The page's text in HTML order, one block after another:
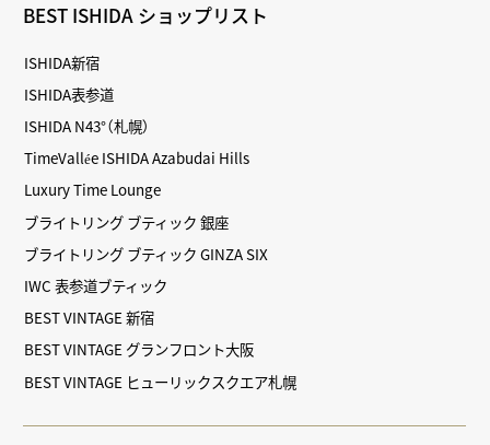
BEST ISHIDA ショップリスト
ISHIDA新宿
ISHIDA表参道
ISHIDA N43°（札幌）
TimeVallée ISHIDA Azabudai Hills
Luxury Time Lounge
ブライトリング ブティック 銀座
ブライトリング ブティック GINZA SIX
IWC 表参道ブティック
BEST VINTAGE 新宿
BEST VINTAGE グランフロント大阪
BEST VINTAGE ヒューリックスクエア札幌